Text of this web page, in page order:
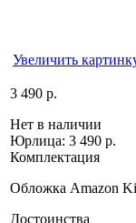
Увеличить
3 490 р.
Нет в наличии
Юрлица: 3 490 р.
Комплектация
Обложка Amazon
Достоинства